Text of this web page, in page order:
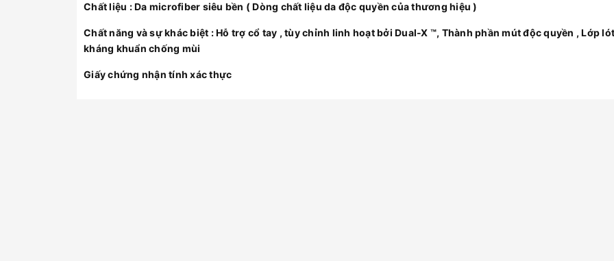
Chất liệu : Da microfiber siêu bền ( Dòng chất liệu da độc quyền của thương hiệu )
Chất năng và sự khác biệt : Hỗ trợ cổ tay , tùy chỉnh linh hoạt bởi Dual-X ™, Thành phần mút độc quyền , Lớp lót
kháng khuẩn chống mùi
Giấy chứng nhận tính xác thực